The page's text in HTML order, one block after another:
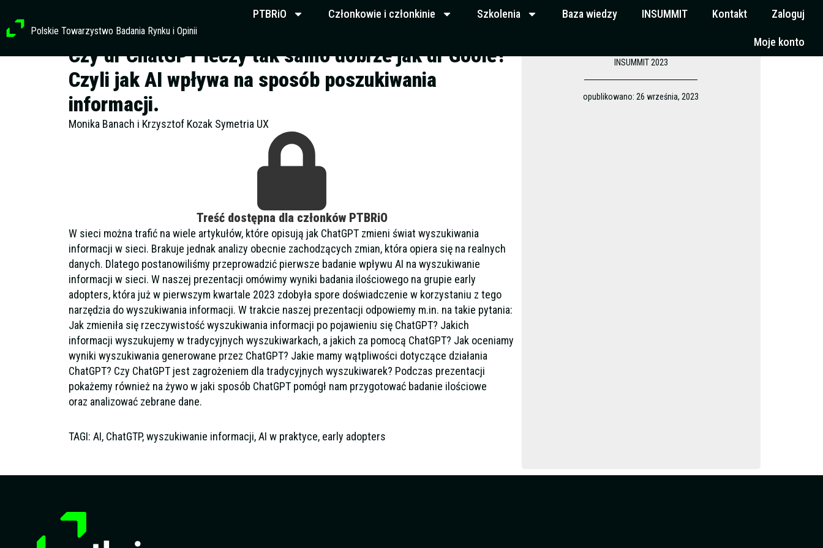
treści
Polskie Towarzystwo Badania Rynku i Opinii
PTBRiO Członkowie i członkinie Szkolenia Baza wiedzy INSUMMIT Kontakt Zaloguj
Moje konto
Czy dr ChatGPT leczy tak samo dobrze jak dr Goole?
Czyli jak AI wpływa na sposób poszukiwania
informacji.
Monika Banach i Krzysztof Kozak Symetria UX
Treść dostępna dla członków PTBRiO
W sieci można trafić na wiele artykułów, które opisują jak ChatGPT zmieni świat wyszukiwania
informacji w sieci. Brakuje jednak analizy obecnie zachodzących zmian, która opiera się na realnych
danych. Dlatego postanowiliśmy przeprowadzić pierwsze badanie wpływu AI na wyszukiwanie
informacji w sieci. W naszej prezentacji omówimy wyniki badania ilościowego na grupie early
adopters, która już w pierwszym kwartale 2023 zdobyła spore doświadczenie w korzystaniu z tego
narzędzia do wyszukiwania informacji. W trakcie naszej prezentacji odpowiemy m.in. na takie pytania:
Jak zmieniła się rzeczywistość wyszukiwania informacji po pojawieniu się ChatGPT? Jakich
informacji wyszukujemy w tradycyjnych wyszukiwarkach, a jakich za pomocą ChatGPT? Jak oceniamy
wyniki wyszukiwania generowane przez ChatGPT? Jakie mamy wątpliwości dotyczące działania
ChatGPT? Czy ChatGPT jest zagrożeniem dla tradycyjnych wyszukiwarek? Podczas prezentacji
pokażemy również na żywo w jaki sposób ChatGPT pomógł nam przygotować badanie ilościowe
oraz analizować zebrane dane.
TAGI: AI, ChatGTP, wyszukiwanie informacji, AI w praktyce, early adopters
INSUMMIT 2023
opublikowano: 26 września, 2023